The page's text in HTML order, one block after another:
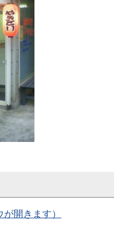
開きます）